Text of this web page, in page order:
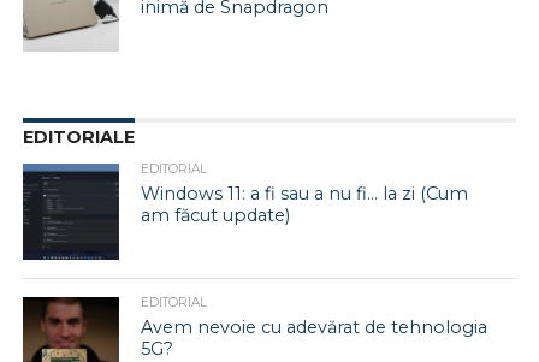
inimă de Snapdragon
EDITORIALE
EDITORIAL
Windows 11: a fi sau a nu fi… la zi (Cum
am făcut update)
EDITORIAL
Avem nevoie cu adevărat de tehnologia
5G?